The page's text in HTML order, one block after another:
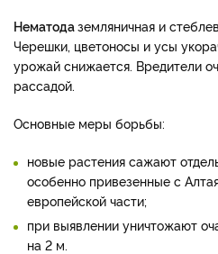
Нематода земляничная и
Черешки, цветоносы и усы
урожай снижается. Вредители
рассадой.
Основные меры борьбы:
новые растения сажают
особенно привезенные с
европейской части;
при выявлении уничтожают
на 2 м.